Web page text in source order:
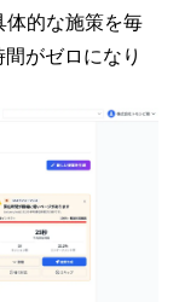
体的な施策を毎
がゼロになり